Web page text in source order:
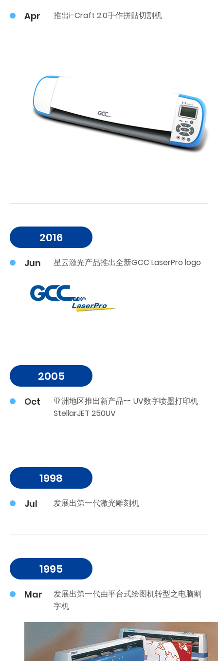
Apr 推出i-Craft 2.0手作拼贴切割机
2016
Jun 星云激光产品推出全新GCC LaserPro logo
2005
Oct
亚洲地区推出新产品-- UV数字喷墨打印机
StellarJET 250UV
1998
Jul 发展出第一代激光雕刻机
1995
Mar
发展出第一代由平台式绘图机转型之电脑割
字机